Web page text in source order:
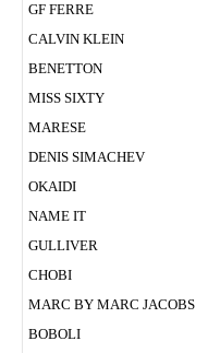
GF FERRE
CALVIN KLEIN
BENETTON
MISS SIXTY
MARESE
DENIS SIMACHEV
OKAIDI
NAME IT
GULLIVER
CHOBI
MARC BY MARC JACOBS
BOBOLI